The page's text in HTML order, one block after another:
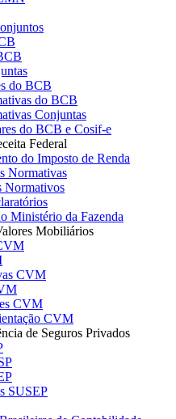
do BCB
do BCB
Conjuntas
do BCB e Cosif-e
Federal
do Imposto de Renda
Normativas
Normativos
Ministério da Fazenda
Mobiliários
CVM
CVM
CVM
de Seguros Privados
SUSEP